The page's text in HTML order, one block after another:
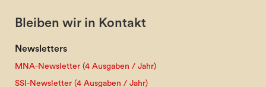
Bleiben wir in Kontakt
Newsletters
MNA-Newsletter (4 Ausgaben / Jahr)
SSI-Newsletter (4 Ausgaben / Jahr)